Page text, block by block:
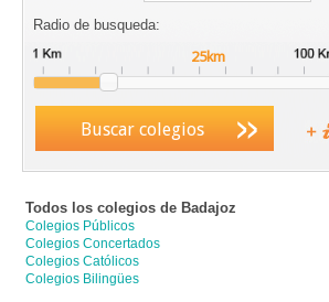
Radio de busqueda:
Buscar colegios
Todos los colegios de Badajoz
Colegios Públicos
Colegios Concertados
Colegios Católicos
Colegios Bilingües